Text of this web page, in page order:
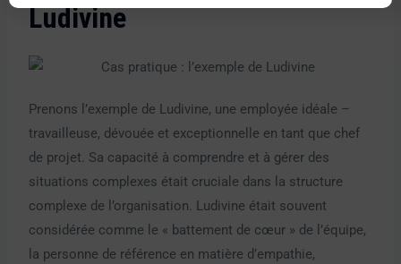
Ludivine
Prenons l’exemple de Ludivine, une employée idéale –
travailleuse, dévouée et exceptionnelle en tant que chef
de projet. Sa capacité à comprendre et à gérer des
situations complexes était cruciale dans la structure
complexe de l’organisation. Ludivine était souvent
considérée comme le « battement de cœur » de l’équipe,
la personne de référence en matière d’empathie,